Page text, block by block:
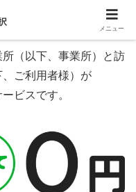
（以下、事業所）と訪
ご利用者様）が
ビスです。
メニュー